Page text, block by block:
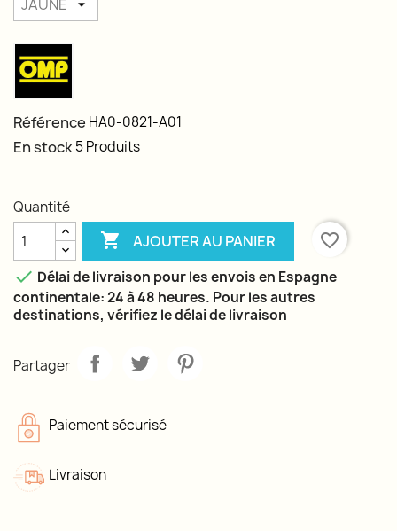
Référence HA0-0821-A01
En stock5 Produits
Quantité
 AJOUTER AU PANIER
favorite_border
 Délai de livraison pour les envois en Espagne
continentale: 24 à 48 heures. Pour les autres
destinations, vérifiez le délai de livraison
Partager
Paiement sécurisé
Livraison